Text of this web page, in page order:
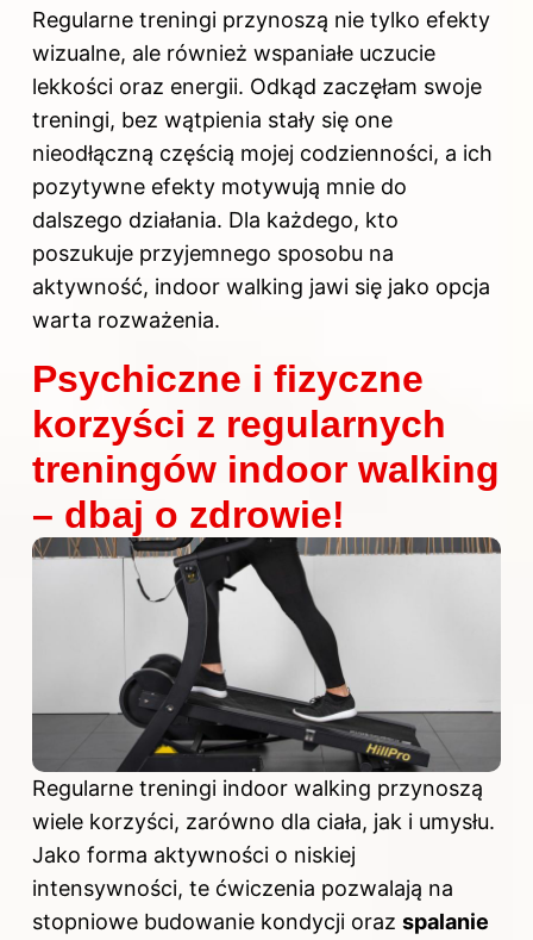
Regularne treningi przynoszą nie tylko efekty
wizualne, ale również wspaniałe uczucie
lekkości oraz energii. Odkąd zaczęłam swoje
treningi, bez wątpienia stały się one
nieodłączną częścią mojej codzienności, a ich
pozytywne efekty motywują mnie do
dalszego działania. Dla każdego, kto
poszukuje przyjemnego sposobu na
aktywność, indoor walking jawi się jako opcja
warta rozważenia.
Psychiczne i fizyczne
korzyści z regularnych
treningów indoor walking
– dbaj o zdrowie!
Regularne treningi indoor walking przynoszą
wiele korzyści, zarówno dla ciała, jak i umysłu.
Jako forma aktywności o niskiej
intensywności, te ćwiczenia pozwalają na
stopniowe budowanie kondycji oraz spalanie